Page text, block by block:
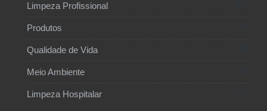
Limpeza Profissional
Produtos
Qualidade de Vida
Meio Ambiente
Limpeza Hospitalar